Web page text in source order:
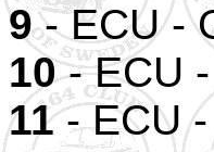
9- ECU -
10- ECU
11- ECU